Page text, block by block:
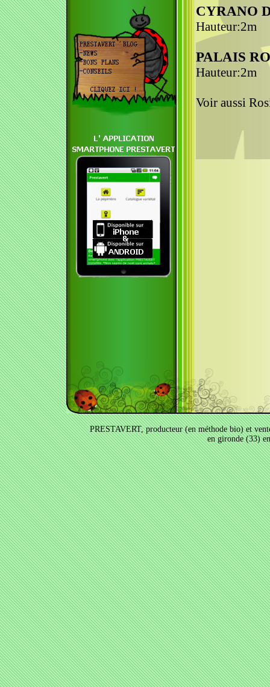
CYRANO
Hauteur:2m
PALAIS
Hauteur:2m
Voir aussi
PRESTAVERT, producteur (en méthode bio) et
en gironde (33)